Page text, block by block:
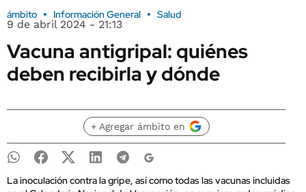
ámbito Información General Salud
9 de abril 2024 - 21:13
Vacuna antigripal: quiénes
deben recibirla y dónde
+ Agregar ámbito en
La inoculación contra la gripe, así como todas las vacunas incluidas